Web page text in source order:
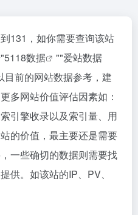
131，如你需要查询该站
5118数据 ""爱站数据
目前的网站数据参考，建
多网站价值评估因素如：
引擎收录以及索引量、用
的价值，最主要还是需要
一些确切的数据则需要找
供。如该站的IP、PV、